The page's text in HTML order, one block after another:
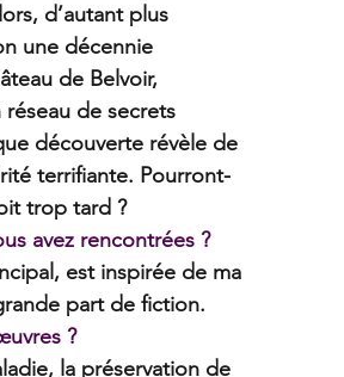
d’autant plus
une décennie
de Belvoir,
de secrets
découverte révèle de
terrifiante. Pourront-
trop tard ?
avez rencontrées ?
est inspirée de ma
part de fiction.
?
la préservation de